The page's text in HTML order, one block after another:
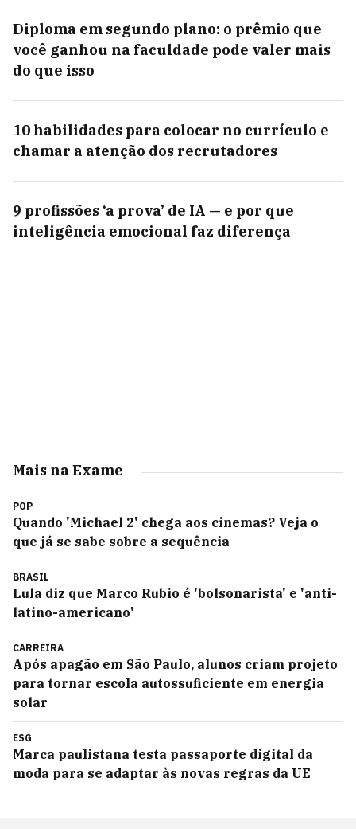
Diploma em segundo plano: o prêmio que
você ganhou na faculdade pode valer mais
do que isso
10 habilidades para colocar no currículo e
chamar a atenção dos recrutadores
9 profissões ‘a prova’ de IA — e por que
inteligência emocional faz diferença
Mais na Exame
POP
Quando 'Michael 2' chega aos cinemas? Veja o
que já se sabe sobre a sequência
BRASIL
Lula diz que Marco Rubio é 'bolsonarista' e 'anti-
latino-americano'
CARREIRA
Após apagão em São Paulo, alunos criam projeto
para tornar escola autossuficiente em energia
solar
ESG
Marca paulistana testa passaporte digital da
moda para se adaptar às novas regras da UE